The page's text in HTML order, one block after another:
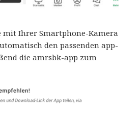
mit Ihrer Smartphone-Kamera
den passenden app-
die amrsbk-app zum